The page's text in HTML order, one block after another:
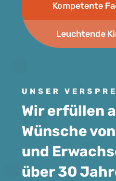
Kompetente
Leuchtende
UNSER
Wir erfüllen
Wünsche
und
über 30